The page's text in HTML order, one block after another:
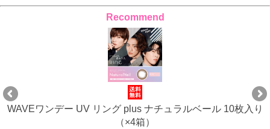
Recommend
WAVEワンデー UV リング plus ナチュラルベール 10枚入り
（×4箱）